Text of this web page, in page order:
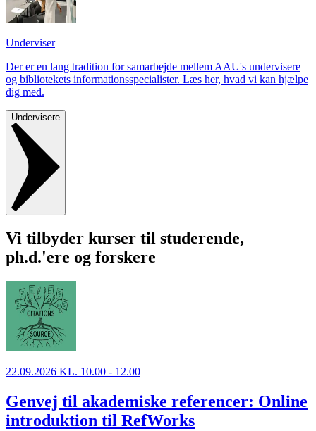
Underviser
Der er en lang tradition for samarbejde mellem AAU's undervisere
og bibliotekets informationsspecialister. Læs her, hvad vi kan hjælpe
dig med.
Undervisere
Vi tilbyder kurser til studerende,
ph.d.'ere og forskere
22.09.2026 KL. 10.00 - 12.00
Genvej til akademiske referencer: Online
introduktion til RefWorks